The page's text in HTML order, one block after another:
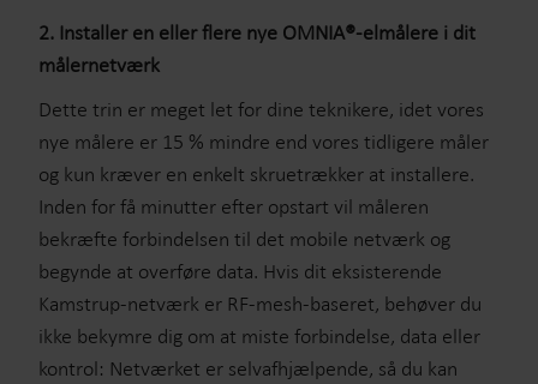
2. Installer en eller flere nye OMNIA®-elmålere i dit
målernetværk
Dette trin er meget let for dine teknikere, idet vores
nye målere er 15 % mindre end vores tidligere måler
og kun kræver en enkelt skruetrækker at installere.
Inden for få minutter efter opstart vil måleren
bekræfte forbindelsen til det mobile netværk og
begynde at overføre data. Hvis dit eksisterende
Kamstrup-netværk er RF-mesh-baseret, behøver du
ikke bekymre dig om at miste forbindelse, data eller
kontrol: Netværket er selvafhjælpende, så du kan